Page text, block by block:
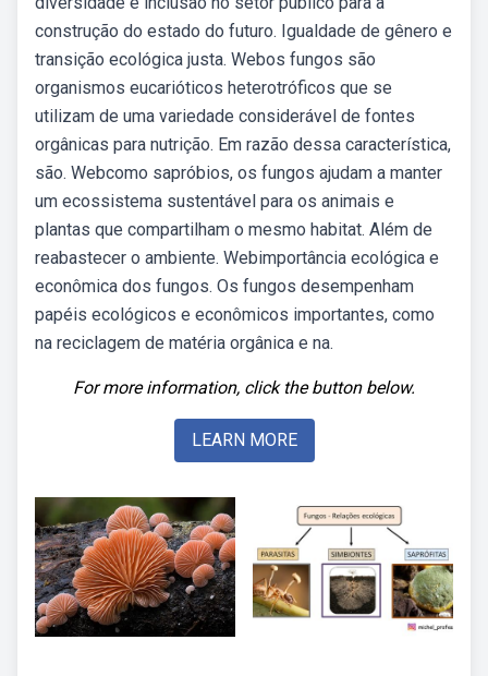
construção do estado do futuro. Igualdade de gênero e
transição ecológica justa. Webos fungos são
organismos eucarióticos heterotróficos que se
utilizam de uma variedade considerável de fontes
orgânicas para nutrição. Em razão dessa característica,
são. Webcomo sapróbios, os fungos ajudam a manter
um ecossistema sustentável para os animais e
plantas que compartilham o mesmo habitat. Além de
reabastecer o ambiente. Webimportância ecológica e
econômica dos fungos. Os fungos desempenham
papéis ecológicos e econômicos importantes, como
na reciclagem de matéria orgânica e na.
For more information, click the button below.
LEARN MORE